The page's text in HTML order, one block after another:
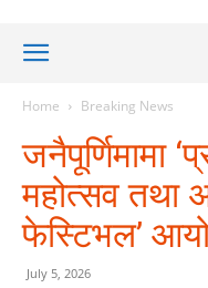
Home Breaking News
जनैपूर्णिमामा
महोत्सव तथा
फेस्टिभल’
July 5, 2026